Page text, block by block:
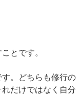
とです。
。どちらも修行の
だけではなく自分